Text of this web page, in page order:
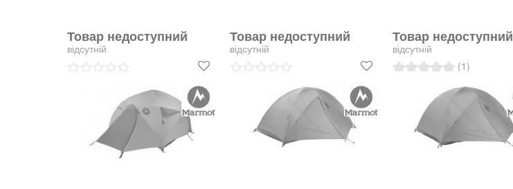
Товар недоступний
відсутній
Товар недоступний
відсутній
Товар недоступний
відсутній
(1)